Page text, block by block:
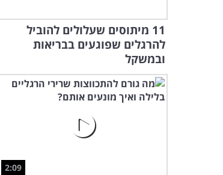
11 מיתוסים שעלולים להוביל
להרגלים שפוגעים בבריאות
ובמשקל
2:09